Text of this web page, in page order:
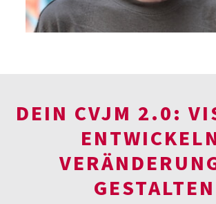
DEIN CVJM 2.0:
GESTALTEN